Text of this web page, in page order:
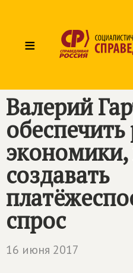
≡
Валерий
обеспечить
создавать
спрос
16 июня 2017